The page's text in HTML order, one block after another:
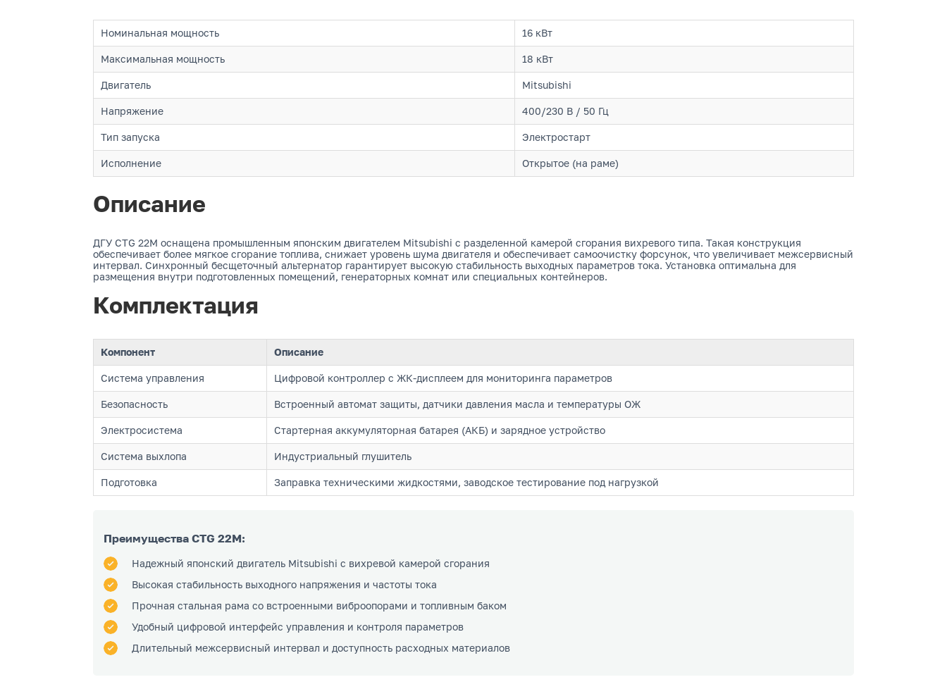
Номинальная мощность 16 кВт
Максимальная мощность 18 кВт
Двигатель Mitsubishi
Напряжение 400/230 В / 50 Гц
Тип запуска Электростарт
Исполнение Открытое (на раме)
Описание
ДГУ CTG 22M оснащена промышленным японским двигателем Mitsubishi с разделенной камерой сгорания вихревого типа. Такая конструкция
обеспечивает более мягкое сгорание топлива, снижает уровень шума двигателя и обеспечивает самоочистку форсунок, что увеличивает межсервисный
интервал. Синхронный бесщеточный альтернатор гарантирует высокую стабильность выходных параметров тока. Установка оптимальна для
размещения внутри подготовленных помещений, генераторных комнат или специальных контейнеров.
Комплектация
Компонент Описание
Система управления Цифровой контроллер с ЖК-дисплеем для мониторинга параметров
Безопасность Встроенный автомат защиты, датчики давления масла и температуры ОЖ
Электросистема Стартерная аккумуляторная батарея (АКБ) и зарядное устройство
Система выхлопа Индустриальный глушитель
Подготовка Заправка техническими жидкостями, заводское тестирование под нагрузкой
Преимущества CTG 22M:
Надежный японский двигатель Mitsubishi с вихревой камерой сгорания
Высокая стабильность выходного напряжения и частоты тока
Прочная стальная рама со встроенными виброопорами и топливным баком
Удобный цифровой интерфейс управления и контроля параметров
Длительный межсервисный интервал и доступность расходных материалов